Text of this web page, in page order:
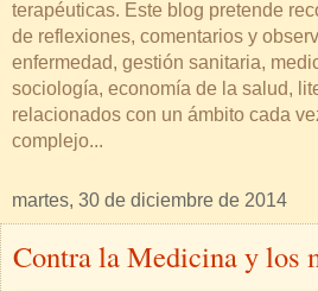
terapéuticas. Este blog pretende
de reflexiones, comentarios y
enfermedad, gestión sanitaria,
sociología, economía de la salud,
relacionados con un ámbito cada
complejo...
martes, 30 de diciembre de 2014
Contra la Medicina y los